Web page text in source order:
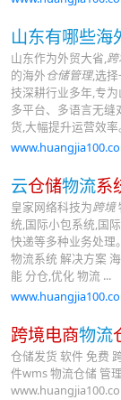
山东有哪些海
山东作为外贸大省,
的海外仓储管理,选
技深耕行业多年,专
多平台、多语言无缝
货,大幅提升运营效
云仓储物流系
皇家网络科技为跨境
统,国际小包系统,国
快递等多种业务处理
物流系统 解决方案
能 分仓,优化 物流 ...
跨境电商物流
仓储发货 软件 免费
件wms 物流仓储 管